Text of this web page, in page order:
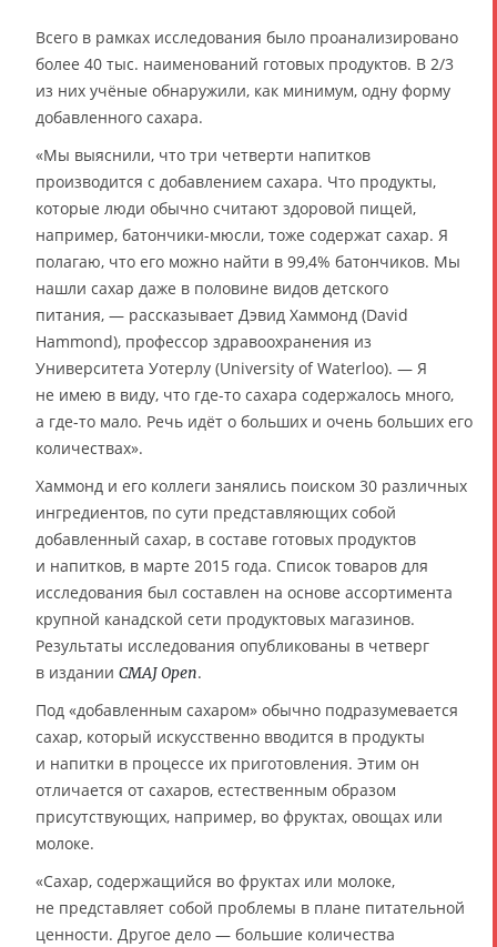
Всего в рамках исследования было проанализировано
более 40 тыс. наименований готовых продуктов. В 2/3
из них учёные обнаружили, как минимум, одну форму
добавленного сахара.
«Мы выяснили, что три четверти напитков
производится с добавлением сахара. Что продукты,
которые люди обычно считают здоровой пищей,
например, батончики-мюсли, тоже содержат сахар. Я
полагаю, что его можно найти в 99,4% батончиков. Мы
нашли сахар даже в половине видов детского
питания, — рассказывает Дэвид Хаммонд (David
Hammond), профессор здравоохранения из
Университета Уотерлу (University of Waterloo). — Я
не имею в виду, что где-то сахара содержалось много,
а где-то мало. Речь идёт о больших и очень больших его
количествах».
Хаммонд и его коллеги занялись поиском 30 различных
ингредиентов, по сути представляющих собой
добавленный сахар, в составе готовых продуктов
и напитков, в марте 2015 года. Список товаров для
исследования был составлен на основе ассортимента
крупной канадской сети продуктовых магазинов.
Результаты исследования опубликованы в четверг
в издании CMAJ Open.
Под «добавленным сахаром» обычно подразумевается
сахар, который искусственно вводится в продукты
и напитки в процессе их приготовления. Этим он
отличается от сахаров, естественным образом
присутствующих, например, во фруктах, овощах или
молоке.
«Сахар, содержащийся во фруктах или молоке,
не представляет собой проблемы в плане питательной
ценности. Другое дело — большие количества